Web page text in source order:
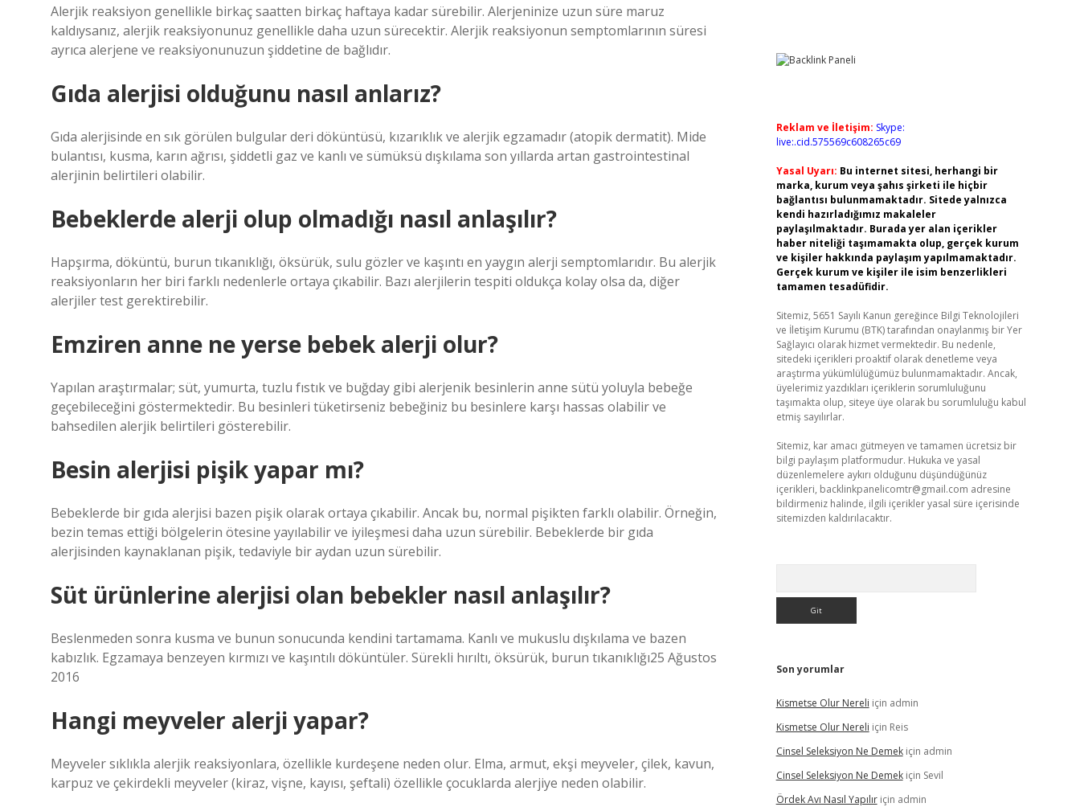
Alerjik reaksiyon genellikle birkaç saatten birkaç haftaya kadar sürebilir. Alerjeninize uzun süre maruz
kaldıysanız, alerjik reaksiyonunuz genellikle daha uzun sürecektir. Alerjik reaksiyonun semptomlarının süresi
ayrıca alerjene ve reaksiyonunuzun şiddetine de bağlıdır.
Gıda alerjisi olduğunu nasıl anlarız?
Gıda alerjisinde en sık görülen bulgular deri döküntüsü, kızarıklık ve alerjik egzamadır (atopik dermatit). Mide
bulantısı, kusma, karın ağrısı, şiddetli gaz ve kanlı ve sümüksü dışkılama son yıllarda artan gastrointestinal
alerjinin belirtileri olabilir.
Bebeklerde alerji olup olmadığı nasıl anlaşılır?
Hapşırma, döküntü, burun tıkanıklığı, öksürük, sulu gözler ve kaşıntı en yaygın alerji semptomlarıdır. Bu alerjik
reaksiyonların her biri farklı nedenlerle ortaya çıkabilir. Bazı alerjilerin tespiti oldukça kolay olsa da, diğer
alerjiler test gerektirebilir.
Emziren anne ne yerse bebek alerji olur?
Yapılan araştırmalar; süt, yumurta, tuzlu fıstık ve buğday gibi alerjenik besinlerin anne sütü yoluyla bebeğe
geçebileceğini göstermektedir. Bu besinleri tüketirseniz bebeğiniz bu besinlere karşı hassas olabilir ve
bahsedilen alerjik belirtileri gösterebilir.
Besin alerjisi pişik yapar mı?
Bebeklerde bir gıda alerjisi bazen pişik olarak ortaya çıkabilir. Ancak bu, normal pişikten farklı olabilir. Örneğin,
bezin temas ettiği bölgelerin ötesine yayılabilir ve iyileşmesi daha uzun sürebilir. Bebeklerde bir gıda
alerjisinden kaynaklanan pişik, tedaviyle bir aydan uzun sürebilir.
Süt ürünlerine alerjisi olan bebekler nasıl anlaşılır?
Beslenmeden sonra kusma ve bunun sonucunda kendini tartamama. Kanlı ve mukuslu dışkılama ve bazen
kabızlık. Egzamaya benzeyen kırmızı ve kaşıntılı döküntüler. Sürekli hırıltı, öksürük, burun tıkanıklığı25 Ağustos
2016
Hangi meyveler alerji yapar?
Meyveler sıklıkla alerjik reaksiyonlara, özellikle kurdeşene neden olur. Elma, armut, ekşi meyveler, çilek, kavun,
karpuz ve çekirdekli meyveler (kiraz, vişne, kayısı, şeftali) özellikle çocuklarda alerjiye neden olabilir.
Reklam ve İletişim: Skype:
live:.cid.575569c608265c69
Yasal Uyarı: Bu internet sitesi, herhangi bir
marka, kurum veya şahıs şirketi ile hiçbir
bağlantısı bulunmamaktadır. Sitede yalnızca
kendi hazırladığımız makaleler
paylaşılmaktadır. Burada yer alan içerikler
haber niteliği taşımamakta olup, gerçek kurum
ve kişiler hakkında paylaşım yapılmamaktadır.
Gerçek kurum ve kişiler ile isim benzerlikleri
tamamen tesadüfidir.
Sitemiz, 5651 Sayılı Kanun gereğince Bilgi Teknolojileri
ve İletişim Kurumu (BTK) tarafından onaylanmış bir Yer
Sağlayıcı olarak hizmet vermektedir. Bu nedenle,
sitedeki içerikleri proaktif olarak denetleme veya
araştırma yükümlülüğümüz bulunmamaktadır. Ancak,
üyelerimiz yazdıkları içeriklerin sorumluluğunu
taşımakta olup, siteye üye olarak bu sorumluluğu kabul
etmiş sayılırlar.
Sitemiz, kar amacı gütmeyen ve tamamen ücretsiz bir
bilgi paylaşım platformudur. Hukuka ve yasal
düzenlemelere aykırı olduğunu düşündüğünüz
içerikleri, backlinkpanelicomtr@gmail.com adresine
bildirmeniz halinde, ilgili içerikler yasal süre içerisinde
sitemizden kaldırılacaktır.
Son yorumlar
Kismetse Olur Nereli için admin
Kismetse Olur Nereli için Reis
Cinsel Seleksiyon Ne Demekiçin admin
Cinsel Seleksiyon Ne Demekiçin Sevil
Ördek Avı Nasıl Yapılıriçin admin